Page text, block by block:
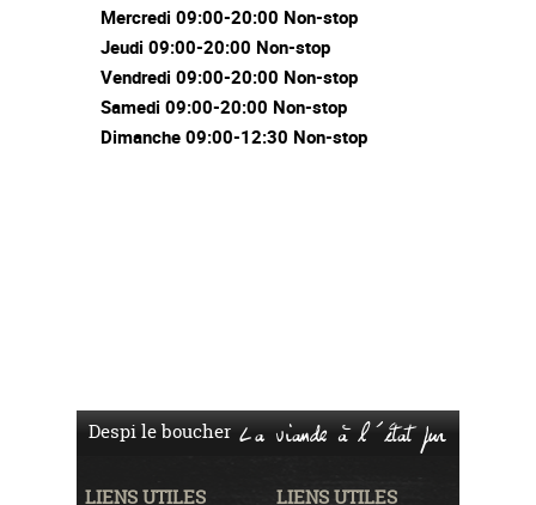
Mercredi 09:00-20:00 Non-stop
Jeudi 09:00-20:00 Non-stop
Vendredi 09:00-20:00 Non-stop
Samedi 09:00-20:00 Non-stop
Dimanche 09:00-12:30 Non-stop
Despi le boucher La viande à l'état pur
LIENS UTILES LIENS UTILES